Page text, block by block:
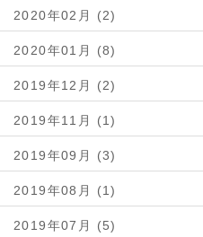
2020年02月 (2)
2020年01月 (8)
2019年12月 (2)
2019年11月 (1)
2019年09月 (3)
2019年08月 (1)
2019年07月 (5)